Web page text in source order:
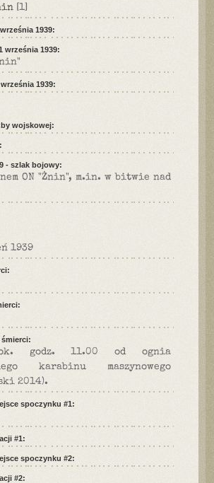
[1]
1939:
września 1939:
1939:
wojskowej:
- szlak bojowy:
ON "Żnin", m.in. w bitwie nad
1939
godz. 11.00 od ognia
karabinu maszynowego
2014).
spoczynku #1:
#1:
spoczynku #2:
#2: